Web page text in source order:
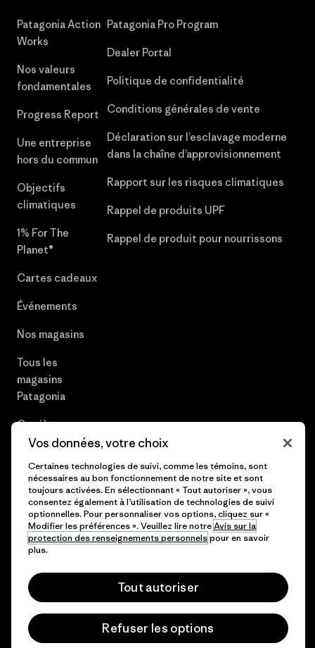
Patagonia Action
Works
Nos valeurs
fondamentales
Progress Report
Une entreprise
hors du commun
Objectifs
climatiques
1% For The
Planet®
Cartes cadeaux
Événements
Nos magasins
Tous les
magasins
Patagonia
Carrières
Plan du site
Patagonia Pro Program
Dealer Portal
Politique de confidentialité
Conditions générales de vente
Déclaration sur l’esclavage moderne
dans la chaîne d’approvisionnement
Rapport sur les risques climatiques
Rappel de produits UPF
Rappel de produit pour nourrissons
© 2026 Patagonia, Inc. All Rights Reserved.
Vos données, votre choix
Certaines technologies de suivi, comme les témoins, sont
nécessaires au bon fonctionnement de notre site et sont
toujours activées. En sélectionnant « Tout autoriser », vous
consentez également à l’utilisation de technologies de suivi
optionnelles. Pour personnaliser vos options, cliquez sur «
Modifier les préférences ». Veuillez lire notreAvis sur la
protection des renseignements personnelspour en savoir
plus.
Tout autoriser
Refuser les options